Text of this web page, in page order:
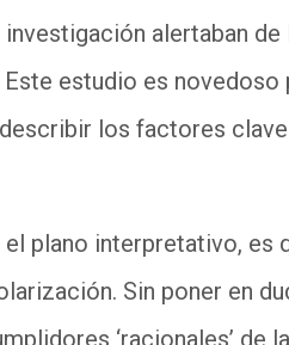
alertaban
estudio es novedoso
los factores
plano interpretativo, es
Sin poner en
‘racionales’ de